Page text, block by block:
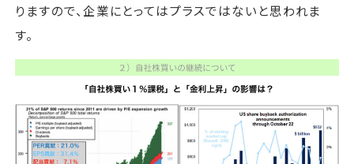
りますので、企業にとってはプラスではないと思われま
す。